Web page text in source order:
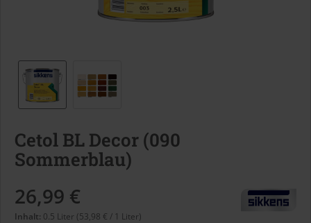
Cetol BL Decor (090
Sommerblau)
26,99 €
Inhalt: 0.5 Liter (53,98 € / 1 Liter)